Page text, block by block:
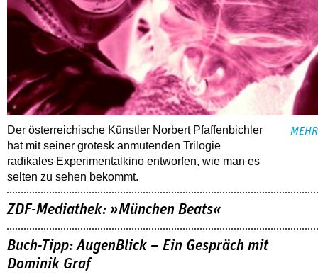
Der österreichische Künstler Norbert Pfaffenbichler
hat mit seiner grotesk anmutenden Trilogie
radikales Experimentalkino entworfen, wie man es
selten zu sehen bekommt.
MEHR
ZDF-Mediathek: »München Beats«
Buch-Tipp: AugenBlick – Ein Gespräch mit
Dominik Graf